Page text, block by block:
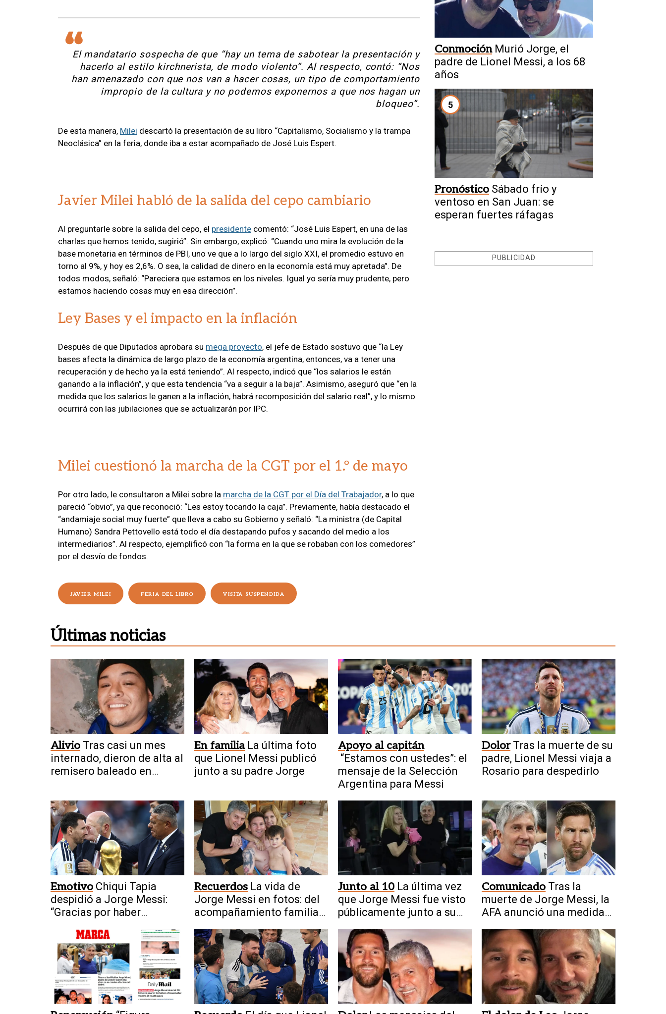
El mandatario sospecha de que “hay un tema de sabotear la presentación y
hacerlo al estilo kirchnerista, de modo violento”. Al respecto, contó: “Nos
han amenazado con que nos van a hacer cosas, un tipo de comportamiento
impropio de la cultura y no podemos exponernos a que nos hagan un
bloqueo”.
De esta manera, Milei descartó la presentación de su libro “Capitalismo, Socialismo y la trampa
Neoclásica” en la feria, donde iba a estar acompañado de José Luis Espert.
Javier Milei habló de la salida del cepo cambiario
Al preguntarle sobre la salida del cepo, el presidente comentó: “José Luis Espert, en una de las
charlas que hemos tenido, sugirió”. Sin embargo, explicó: “Cuando uno mira la evolución de la
base monetaria en términos de PBI, uno ve que a lo largo del siglo XXI, el promedio estuvo en
torno al 9%, y hoy es 2,6%. O sea, la calidad de dinero en la economía está muy apretada”. De
todos modos, señaló: “Pareciera que estamos en los niveles. Igual yo sería muy prudente, pero
estamos haciendo cosas muy en esa dirección”.
Ley Bases y el impacto en la inflación
Después de que Diputados aprobara su mega proyecto, el jefe de Estado sostuvo que “la Ley
bases afecta la dinámica de largo plazo de la economía argentina, entonces, va a tener una
recuperación y de hecho ya la está teniendo”. Al respecto, indicó que “los salarios le están
ganando a la inflación”, y que esta tendencia “va a seguir a la baja”. Asimismo, aseguró que “en la
medida que los salarios le ganen a la inflación, habrá recomposición del salario real”, y lo mismo
ocurrirá con las jubilaciones que se actualizarán por IPC.
Milei cuestionó la marcha de la CGT por el 1.º de mayo
Por otro lado, le consultaron a Milei sobre la marcha de la CGT por el Día del Trabajador, a lo que
pareció “obvio”, ya que reconoció: “Les estoy tocando la caja”. Previamente, había destacado el
“andamiaje social muy fuerte” que lleva a cabo su Gobierno y señaló: “La ministra (de Capital
Humano) Sandra Pettovello está todo el día destapando pufos y sacando del medio a los
intermediarios”. Al respecto, ejemplificó con “la forma en la que se robaban con los comedores”
por el desvío de fondos.
JAVIER MILEI FERIA DEL LIBRO VISITA SUSPENDIDA
Conmoción Murió Jorge, el
padre de Lionel Messi, a los 68
años
5
Pronóstico Sábado frío y
ventoso en San Juan: se
esperan fuertes ráfagas
PUBLICIDAD
Últimas noticias
Alivio Tras casi un mes
internado, dieron de alta al
remisero baleado en
En familia La última foto
que Lionel Messi publicó
junto a su padre Jorge
Apoyo al capitán
“Estamos con ustedes”: el
mensaje de la Selección
Argentina para Messi
Dolor Tras la muerte de su
padre, Lionel Messi viaja a
Rosario para despedirlo
Emotivo Chiqui Tapia
despidió a Jorge Messi:
“Gracias por haber
Recuerdos La vida de
Jorge Messi en fotos: del
acompañamiento familiar
Junto al 10 La última vez
que Jorge Messi fue visto
públicamente junto a su
Comunicado Tras la
muerte de Jorge Messi, la
AFA anunció una medida